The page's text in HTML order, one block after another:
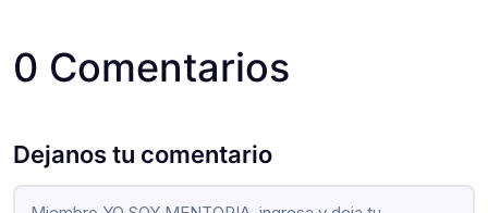
0 Comentarios
Dejanos tu comentario